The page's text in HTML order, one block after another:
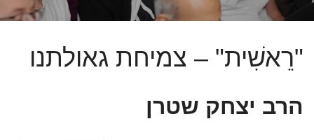
"רֵאשִׁית" – צמיחת גאולתנו
הרב יצחק שטרן